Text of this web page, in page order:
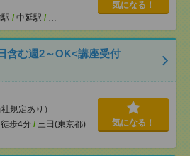
/ 中延駅 / …
気になる！
含む週2～OK<講座受付
規定あり）
歩4分 / 三田(東京都)
気になる！